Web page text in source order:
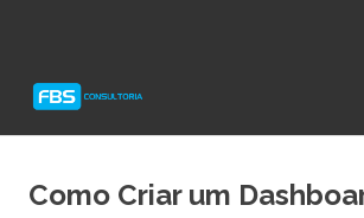
Protheus
Como Criar um